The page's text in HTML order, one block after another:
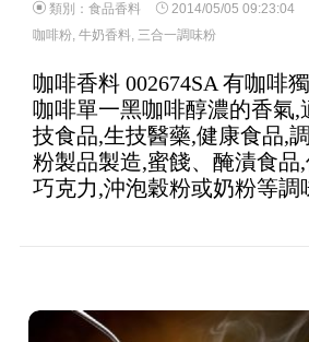
類別： 食品香料 2014/05/05 09:23:04
咖啡粉, 牛奶香料, 三合一調味粉
咖啡香料 002674SA 有咖啡
咖啡單一黑咖啡醇濃的香氣,
技食品,生技醫藥,健康食品,
粉製品製造,蜜餞、醃漬食品
巧克力,沖泡穀粉或奶粉等調